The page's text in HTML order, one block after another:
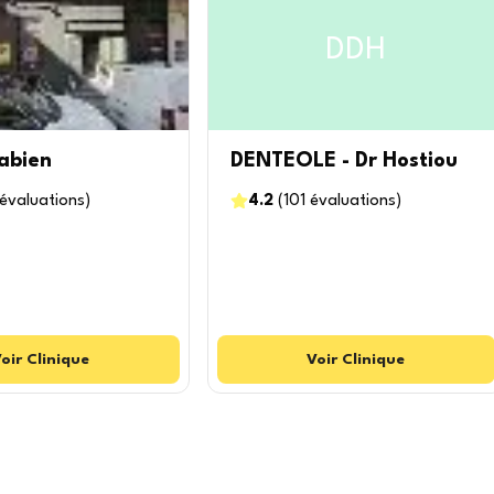
)
Clinique
DDH
DENTEOLE - Dr Hostiou
4.2(101 évaluations )
Voir Clinique